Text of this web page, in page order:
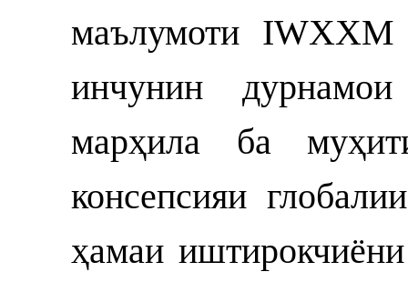
маълумоти IWXXM
инчунин
марҳила ба
консепсияи
ҳамаи